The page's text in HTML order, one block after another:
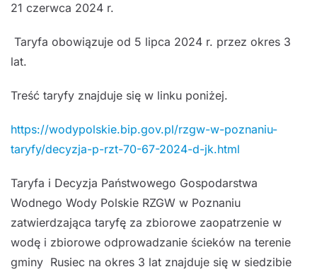
21 czerwca 2024 r.
Taryfa obowiązuje od 5 lipca 2024 r. przez okres 3
lat.
Treść taryfy znajduje się w linku poniżej.
https://wodypolskie.bip.gov.pl/rzgw-w-poznaniu-
taryfy/decyzja-p-rzt-70-67-2024-d-jk.html
Taryfa i Decyzja Państwowego Gospodarstwa
Wodnego Wody Polskie RZGW w Poznaniu
zatwierdzająca taryfę za zbiorowe zaopatrzenie w
wodę i zbiorowe odprowadzanie ścieków na terenie
gminy Rusiec na okres 3 lat znajduje się w siedzibie